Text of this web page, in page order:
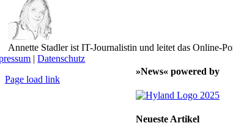
Annette Stadler ist IT-Journalistin und leitet das Online-
»News« powered by
Neueste Artikel
|Datenschutz
Page load link